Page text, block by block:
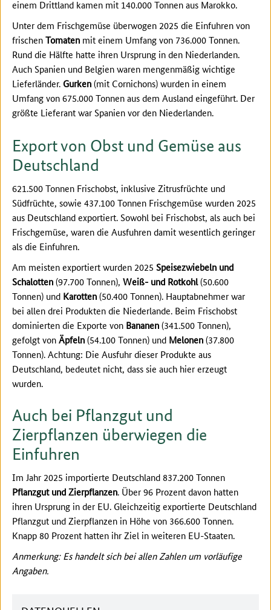
einem Drittland kamen mit 140.000 Tonnen aus Marokko.
Unter dem Frischgemüse überwogen 2025 die Einfuhren von
frischenTomaten mit einem Umfang von 736.000 Tonnen.
Rund die Hälfte hatte ihren Ursprung in den Niederlanden.
Auch Spanien und Belgien waren mengenmäßig wichtige
Lieferländer. Gurken(mit Cornichons) wurden in einem
Umfang von 675.000 Tonnen aus dem Ausland eingeführt. Der
größte Lieferant war Spanien vor den Niederlanden.
Export von Obst und Gemüse aus
Deutschland
621.500 Tonnen Frischobst, inklusive Zitrusfrüchte und
Südfrüchte, sowie 437.100 Tonnen Frischgemüse wurden 2025
aus Deutschland exportiert. Sowohl bei Frischobst, als auch bei
Frischgemüse, waren die Ausfuhren damit wesentlich geringer
als die Einfuhren.
Am meisten exportiert wurden 2025 Speisezwiebeln und
Schalotten(97.700 Tonnen), Weiß- und Rotkohl(50.600
Tonnen) und Karotten(50.400 Tonnen). Hauptabnehmer war
bei allen drei Produkten die Niederlande. Beim Frischobst
dominierten die Exporte von Bananen(341.500 Tonnen),
gefolgt vonÄpfeln(54.100 Tonnen) und Melonen(37.800
Tonnen). Achtung: Die Ausfuhr dieser Produkte aus
Deutschland, bedeutet nicht, dass sie auch hier erzeugt
wurden.
Auch bei Pflanzgut und
Zierpflanzen überwiegen die
Einfuhren
Im Jahr 2025 importierte Deutschland 837.200 Tonnen
Pflanzgut und Zierpflanzen. Über 96 Prozent davon hatten
ihren Ursprung in der EU. Gleichzeitig exportierte Deutschland
Pflanzgut und Zierpflanzen in Höhe von 366.600 Tonnen.
Knapp 80 Prozent hatten ihr Ziel in weiteren EU-Staaten.
Anmerkung: Es handelt sich bei allen Zahlen um vorläufige
Angaben.